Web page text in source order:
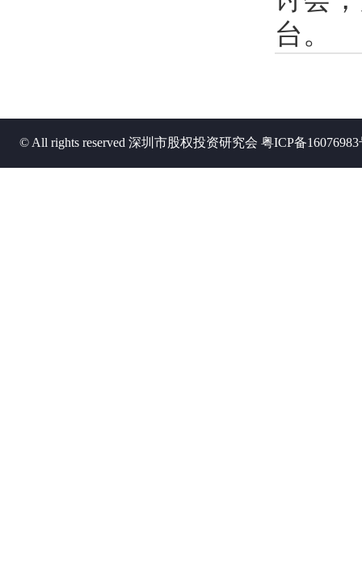
台。
© All rights reserved 深圳市股权投资研究会 粤ICP备16076983